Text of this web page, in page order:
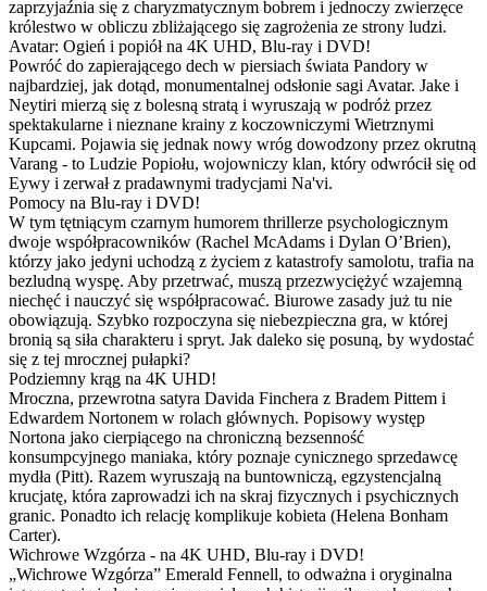
zaprzyjaźnia się z charyzmatycznym bobrem i jednoczy zwierzęce
królestwo w obliczu zbliżającego się zagrożenia ze strony ludzi.
Avatar: Ogień i popiół na 4K UHD, Blu-ray i DVD!
Powróć do zapierającego dech w piersiach świata Pandory w
najbardziej, jak dotąd, monumentalnej odsłonie sagi Avatar. Jake i
Neytiri mierzą się z bolesną stratą i wyruszają w podróż przez
spektakularne i nieznane krainy z koczowniczymi Wietrznymi
Kupcami. Pojawia się jednak nowy wróg dowodzony przez okrutną
Varang - to Ludzie Popiołu, wojowniczy klan, który odwrócił się od
Eywy i zerwał z pradawnymi tradycjami Na'vi.
Pomocy na Blu-ray i DVD!
W tym tętniącym czarnym humorem thrillerze psychologicznym
dwoje współpracowników (Rachel McAdams i Dylan O’Brien),
którzy jako jedyni uchodzą z życiem z katastrofy samolotu, trafia na
bezludną wyspę. Aby przetrwać, muszą przezwyciężyć wzajemną
niechęć i nauczyć się współpracować. Biurowe zasady już tu nie
obowiązują. Szybko rozpoczyna się niebezpieczna gra, w której
bronią są siła charakteru i spryt. Jak daleko się posuną, by wydostać
się z tej mrocznej pułapki?
Podziemny krąg na 4K UHD!
Mroczna, przewrotna satyra Davida Finchera z Bradem Pittem i
Edwardem Nortonem w rolach głównych. Popisowy występ
Nortona jako cierpiącego na chroniczną bezsenność
konsumpcyjnego maniaka, który poznaje cynicznego sprzedawcę
mydła (Pitt). Razem wyruszają na buntowniczą, egzystencjalną
krucjatę, która zaprowadzi ich na skraj fizycznych i psychicznych
granic. Ponadto ich relację komplikuje kobieta (Helena Bonham
Carter).
Wichrowe Wzgórza - na 4K UHD, Blu-ray i DVD!
„Wichrowe Wzgórza” Emerald Fennell, to odważna i oryginalna